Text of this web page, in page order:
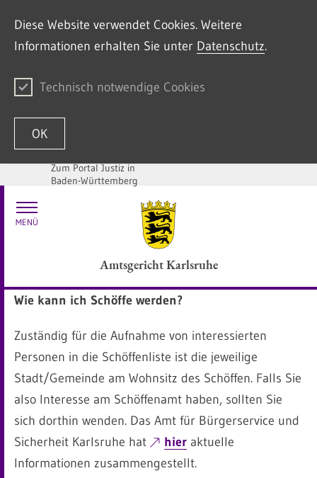
Diese Website verwendet Cookies. Weitere
Informationen erhalten Sie unter Datenschutz.
Technisch notwendige Cookies
OK
Zum Inhalt springen
Zum Portal Justiz in
Baden-Württemberg
Amtsgericht Karlsruhe
MENÜ
Wie kann ich Schöffe werden?
Zuständig für die Aufnahme von interessierten
Personen in die Schöffenliste ist die jeweilige
Stadt/Gemeinde am Wohnsitz des Schöffen. Falls Sie
also Interesse am Schöffenamt haben, sollten Sie
sich dorthin wenden. Das Amt für Bürgerservice und
Sicherheit Karlsruhe hat
hier aktuelle
Informationen zusammengestellt.